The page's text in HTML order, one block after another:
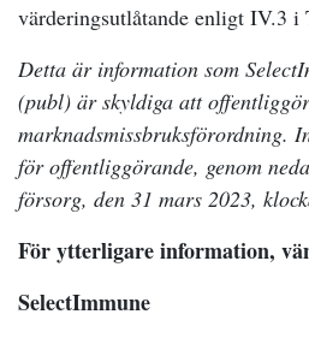
värderingsutlåtande enligt IV.3 i
Detta är information som
(publ) är skyldiga att
marknadsmissbruksförordning.
för offentliggörande, genom
försorg, den 31 mars 2023,
För ytterligare information,
SelectImmune